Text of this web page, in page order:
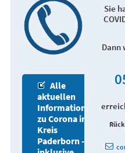
Alle
aktuellen
Informationen
zu Corona im
Kreis
Paderborn -
Sie
Dann